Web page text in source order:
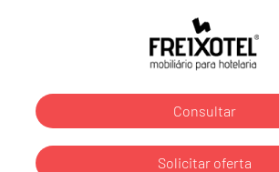
Consultar
Solicitar oferta